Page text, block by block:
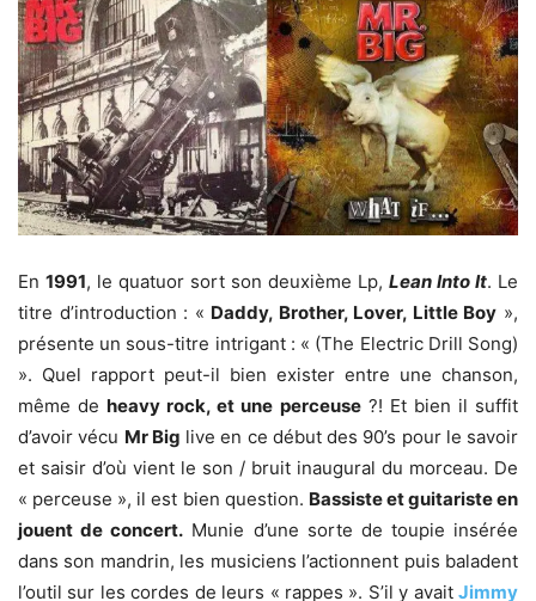
En 1991, le quatuor sort son deuxième Lp, Lean Into It. Le
titre d’introduction : « Daddy, Brother, Lover, Little Boy »,
présente un sous-titre intrigant : « (The Electric Drill Song)
». Quel rapport peut-il bien exister entre une chanson,
même deheavy rock, et une perceuse?! Et bien il suffit
d’avoir vécu Mr Big live en ce début des 90’s pour le savoir
et saisir d’où vient le son / bruit inaugural du morceau. De
« perceuse », il est bien question. Bassiste et guitariste en
jouent de concert. Munie d’une sorte de toupie insérée
dans son mandrin, les musiciens l’actionnent puis baladent
l’outil sur les cordes de leurs « rappes ». S’il y avait Jimmy